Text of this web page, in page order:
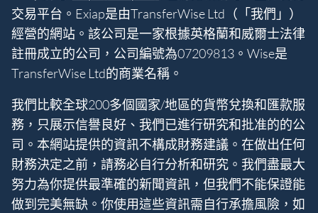
交易平台。Exiap是由TransferWise Ltd（「我們」）
經營的網站。該公司是一家根據英格蘭和威爾士法律
註冊成立的公司，公司編號為07209813。Wise是
TransferWise Ltd的商業名稱。
我們比較全球200多個國家/地區的貨幣兌換和匯款服
務，只展示信譽良好、我們已進行研究和批准的的公
司。本網站提供的資訊不構成財務建議。在做出任何
財務決定之前，請務必自行分析和研究。我們盡最大
努力為你提供最準確的新聞資訊，但我們不能保證能
做到完美無缺。你使用這些資訊需自行承擔風險，如